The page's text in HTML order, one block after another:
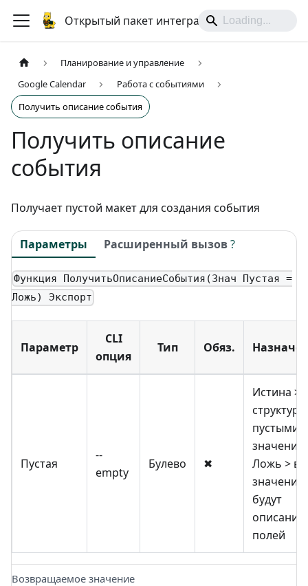
Открытый пакет интеграций
Планирование и управление
Google Calendar
Работа с событиями
Получить описание события
Получить описание
события
Получает пустой макет для создания события
Параметры Расширенный вызов?
Функция ПолучитьОписаниеСобытия(Знач Пустая =
Ложь) Экспорт
Параметр
CLI
опция
Тип Обяз.
Пустая
--
empty
Булево ✖
Истина >
структура
пустыми
Ложь > в
будут
описания
полей
Возвращаемое значение